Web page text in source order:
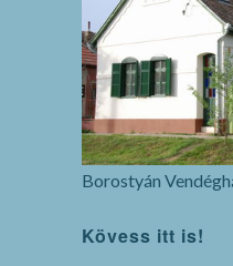
Borostyán
Kövess itt is!